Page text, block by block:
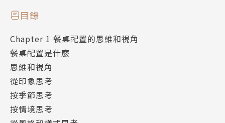
● 提供淺顯易懂的布置知識外，包含許多風格、不同
● 縝密的結構和理論，為餐桌布置的創意與技巧建立
完整系統。
● 快速掌握訣竅，靈活運用色彩、造型、材質，變化
出各種餐桌風格。
本書不單純仰賴感性、不受流行左右，而是從視覺效果
目錄
Chapter 1 餐桌配置的思維和視角
餐桌配置是什麼
思維和視角
從印象思考
按季節思考
按情境思考